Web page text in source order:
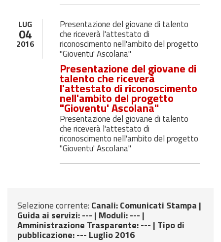
LUG
04
2016
Presentazione del giovane di talento
che riceverà l'attestato di
riconoscimento nell'ambito del progetto
"Gioventu' Ascolana"
Presentazione del giovane di
talento che riceverà
l'attestato di riconoscimento
nell'ambito del progetto
"Gioventu' Ascolana"
Presentazione del giovane di talento
che riceverà l'attestato di
riconoscimento nell'ambito del progetto
"Gioventu' Ascolana"
Selezione corrente: Canali: Comunicati Stampa |
Guida ai servizi: --- | Moduli: --- |
Amministrazione Trasparente: --- | Tipo di
pubblicazione: --- Luglio 2016